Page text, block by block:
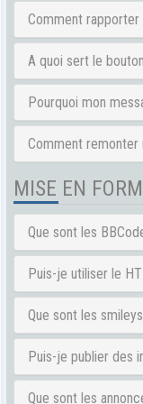
Comment rapporter
A quoi sert le
Pourquoi mon
Comment remonter
MISE EN
Que sont les
Puis-je utiliser le
Que sont les
Puis-je publier des
Que sont les